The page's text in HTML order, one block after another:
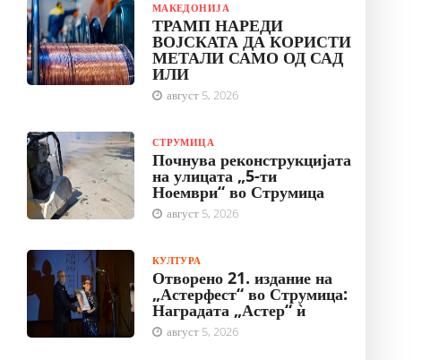
МАКЕДОНИЈА
ТРАМП НАРЕДИ
ВОЈСКАТА ДА КОРИСТИ
МЕТАЛИ САМО ОД САД
ИЛИ
август 5, 2026
СТРУМИЦА
Почнува реконструкцијата
на улицата „5-ти
Ноември“ во Струмица
август 5, 2026
КУЛТУРА
Отворено 21. издание на
„Астерфест“ во Струмица:
Наградата „Астер“ ѝ
август 5, 2026